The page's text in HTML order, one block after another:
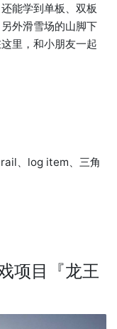
能学到单板、双板
外滑雪场的山脚下
里，和小朋友一起
、log item、三角
项目『龙王